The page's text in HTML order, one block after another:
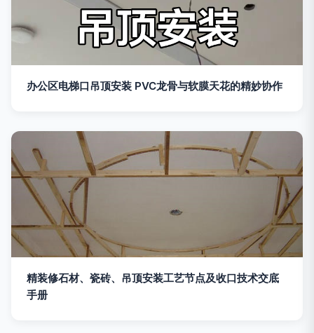
办公区电梯口吊顶安装 PVC龙骨与软膜天花的精妙协作
精装修石材、瓷砖、吊顶安装工艺节点及收口技术交底
手册